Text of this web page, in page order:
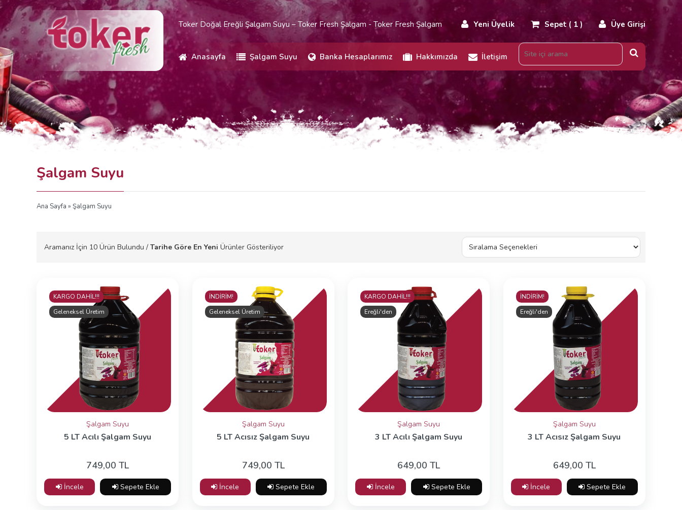
Toker Doğal Ereğli Şalgam Suyu – Toker Fresh Şalgam - Toker Fresh Şalgam Üye Girişi
Sepet ( 1 )
Yeni Üyelik
Anasayfa Şalgam Suyu Banka Hesaplarımız Hakkımızda İletişim
Şalgam Suyu
Ana Sayfa » Şalgam Suyu
Aramanız İçin 10 Ürün Bulundu / Tarihe Göre En Yeni Ürünler Gösteriliyor
KARGO DAHİL!!!
Geleneksel Üretim
Şalgam Suyu
5 LT Acılı Şalgam Suyu
749,00 TL
İncele Sepete Ekle
İNDİRİM!
Geleneksel Üretim
Şalgam Suyu
5 LT Acısız Şalgam Suyu
749,00 TL
İncele Sepete Ekle
KARGO DAHİL!!!
Ereğli'den
Şalgam Suyu
3 LT Acılı Şalgam Suyu
649,00 TL
İncele Sepete Ekle
İNDİRİM!
Ereğli'den
Şalgam Suyu
3 LT Acısız Şalgam Suyu
649,00 TL
İncele Sepete Ekle